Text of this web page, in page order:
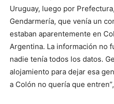
Uruguay, luego por
Gendarmería, que venía un
estaban aparentemente en
Argentina. La información no
nadie tenía todos los datos.
alojamiento para dejar esa
a Colón no quería que